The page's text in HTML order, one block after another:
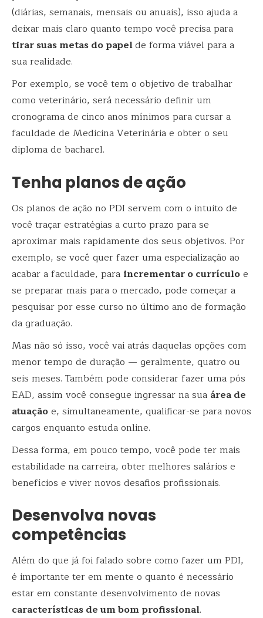
(diárias, semanais, mensais ou anuais), isso ajuda a
deixar mais claro quanto tempo você precisa para
tirar suas metas do papelde forma viável para a
sua realidade.
Por exemplo, se você tem o objetivo de trabalhar
como veterinário, será necessário definir um
cronograma de cinco anos mínimos para cursar a
faculdade de Medicina Veterinária e obter o seu
diploma de bacharel.
Tenha planos de ação
Os planos de ação no PDI servem com o intuito de
você traçar estratégias a curto prazo para se
aproximar mais rapidamente dos seus objetivos. Por
exemplo, se você quer fazer uma especialização ao
acabar a faculdade, para incrementar o currículoe
se preparar mais para o mercado, pode começar a
pesquisar por esse curso no último ano de formação
da graduação.
Mas não só isso, você vai atrás daquelas opções com
menor tempo de duração — geralmente, quatro ou
seis meses. Também pode considerar fazer uma pós
EAD, assim você consegue ingressar na sua área de
atuaçãoe, simultaneamente, qualificar-se para novos
cargos enquanto estuda online.
Dessa forma, em pouco tempo, você pode ter mais
estabilidade na carreira, obter melhores salários e
benefícios e viver novos desafios profissionais.
Desenvolva novas
competências
Além do que já foi falado sobre como fazer um PDI,
é importante ter em mente o quanto é necessário
estar em constante desenvolvimento de novas
características de um bom profissional.